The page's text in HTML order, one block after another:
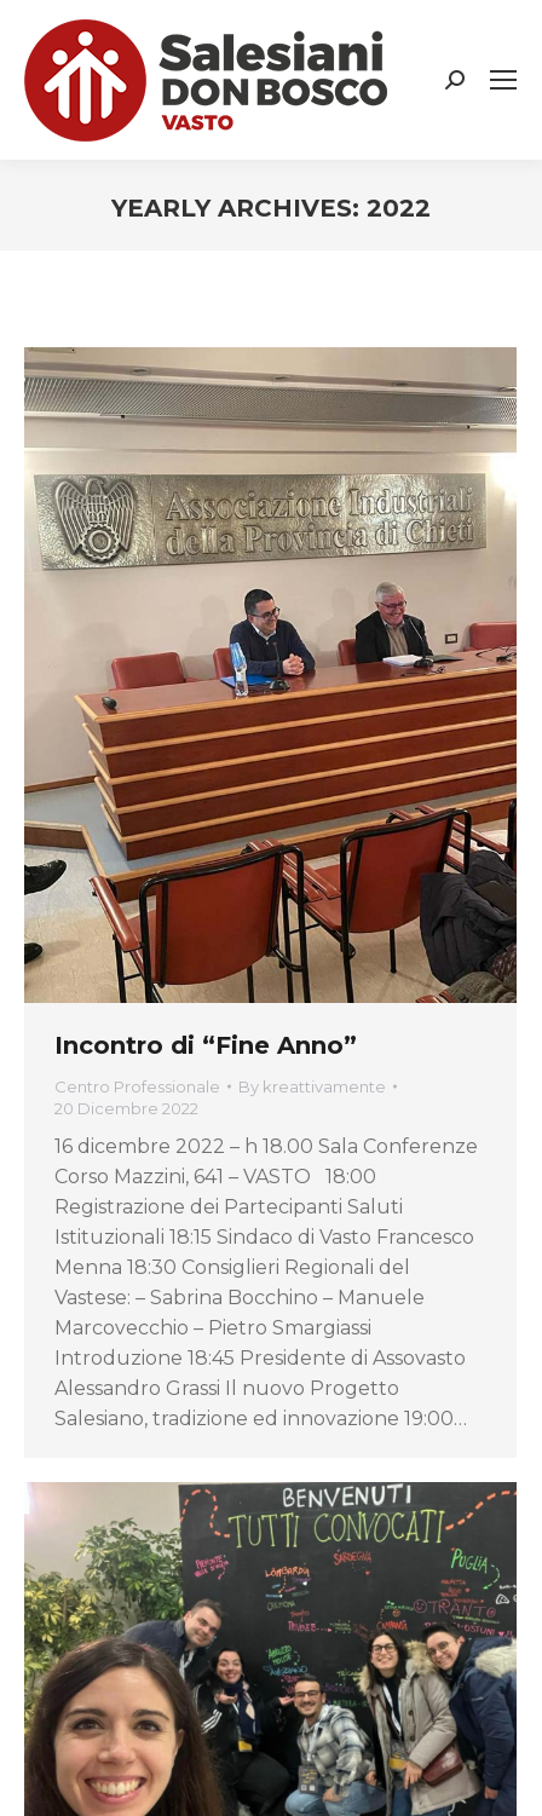
Search:
YEARLY ARCHIVES: 2022
Incontro di “Fine Anno”
Centro Professionale By kreattivamente
20 Dicembre 2022
16 dicembre 2022 – h 18.00 Sala Conferenze
Corso Mazzini, 641 – VASTO 18:00
Registrazione dei Partecipanti Saluti
Istituzionali 18:15 Sindaco di Vasto Francesco
Menna 18:30 Consiglieri Regionali del
Vastese: – Sabrina Bocchino – Manuele
Marcovecchio – Pietro Smargiassi
Introduzione 18:45 Presidente di Assovasto
Alessandro Grassi Il nuovo Progetto
Salesiano, tradizione ed innovazione 19:00…